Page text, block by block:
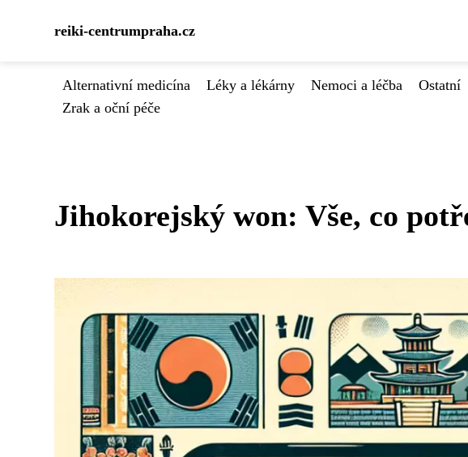
reiki-centrumpraha.cz
Alternativní medicína Léky a lékárny Nemoci a léčba Ostatní
Zrak a oční péče
Jihokorejský won: Vše, co